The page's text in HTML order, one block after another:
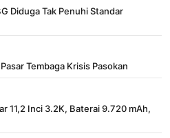
Diduga Tak Penuhi Standar
Tembaga Krisis Pasokan
11,2 Inci 3.2K, Baterai 9.720 mAh,